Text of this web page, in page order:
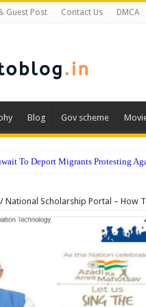
Guest Post Contact Us DMCA
Blog Gov scheme
To Deport Migrants Protesting
/ National Scholarship Portal – How